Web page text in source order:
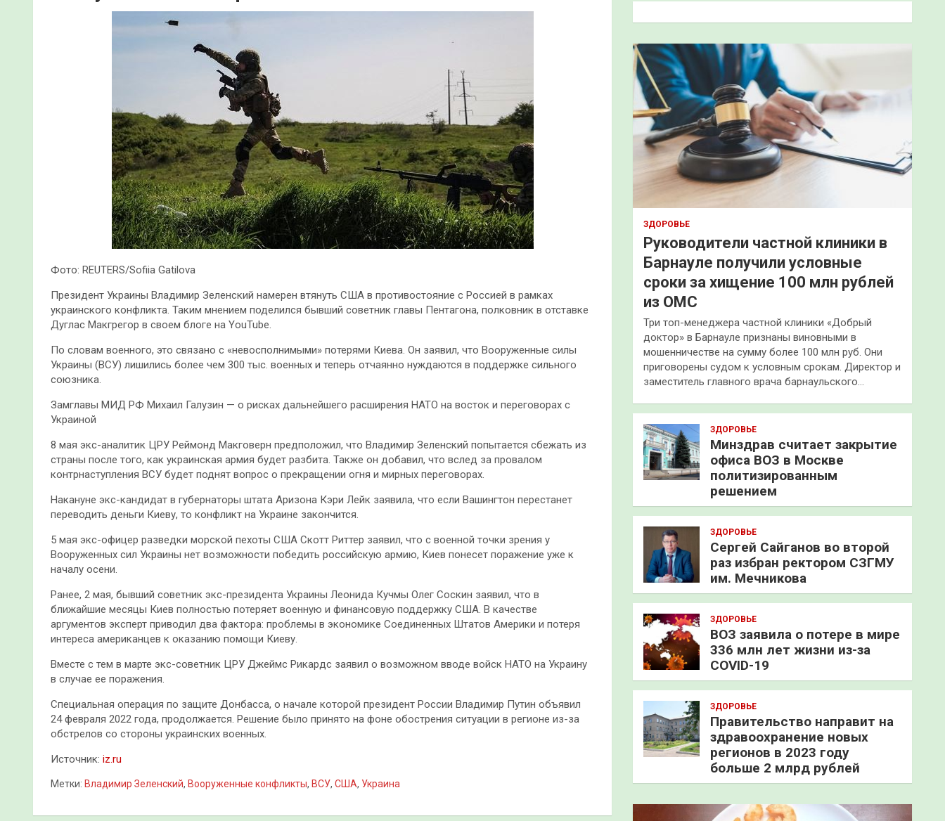
Фото: REUTERS/Sofiia Gatilova
Президент Украины Владимир Зеленский намерен втянуть США в противостояние с Россией в рамках
украинского конфликта. Таким мнением поделился бывший советник главы Пентагона, полковник в отставке
Дуглас Макгрегор в своем блоге на YouTube.
По словам военного, это связано с «невосполнимыми» потерями Киева. Он заявил, что Вооруженные силы
Украины (ВСУ) лишились более чем 300 тыс. военных и теперь отчаянно нуждаются в поддержке сильного
союзника.
Замглавы МИД РФ Михаил Галузин — о рисках дальнейшего расширения НАТО на восток и переговорах с
Украиной
8 мая экс-аналитик ЦРУ Реймонд Макговерн предположил, что Владимир Зеленский попытается сбежать из
страны после того, как украинская армия будет разбита. Также он добавил, что вслед за провалом
контрнаступления ВСУ будет поднят вопрос о прекращении огня и мирных переговорах.
Накануне экс-кандидат в губернаторы штата Аризона Кэри Лейк заявила, что если Вашингтон перестанет
переводить деньги Киеву, то конфликт на Украине закончится.
5 мая экс-офицер разведки морской пехоты США Скотт Риттер заявил, что с военной точки зрения у
Вооруженных сил Украины нет возможности победить российскую армию, Киев понесет поражение уже к
началу осени.
Ранее, 2 мая, бывший советник экс-президента Украины Леонида Кучмы Олег Соскин заявил, что в
ближайшие месяцы Киев полностью потеряет военную и финансовую поддержку США. В качестве
аргументов эксперт приводил два фактора: проблемы в экономике Соединенных Штатов Америки и потеря
интереса американцев к оказанию помощи Киеву.
Вместе с тем в марте экс-советник ЦРУ Джеймс Рикардс заявил о возможном вводе войск НАТО на Украину
в случае ее поражения.
Специальная операция по защите Донбасса, о начале которой президент России Владимир Путин объявил
24 февраля 2022 года, продолжается. Решение было принято на фоне обострения ситуации в регионе из-за
обстрелов со стороны украинских военных.
Источник: iz.ru
Метки: Владимир Зеленский, Вооруженные конфликты, ВСУ, США, Украина
к
ЗДОРОВЬЕ
Руководители частной клиники в
Барнауле получили условные
сроки за хищение 100 млн рублей
из ОМС
Три топ-менеджера частной клиники «Добрый
доктор» в Барнауле признаны виновными в
мошенничестве на сумму более 100 млн руб. Они
приговорены судом к условным срокам. Директор и
заместитель главного врача барнаульского…
ЗДОРОВЬЕ
Минздрав считает закрытие
офиса ВОЗ в Москве
политизированным
решением
ЗДОРОВЬЕ
Сергей Сайганов во второй
раз избран ректором СЗГМУ
им. Мечникова
ЗДОРОВЬЕ
ВОЗ заявила о потере в мире
336 млн лет жизни из-за
COVID-19
ЗДОРОВЬЕ
Правительство направит на
здравоохранение новых
регионов в 2023 году
больше 2 млрд рублей